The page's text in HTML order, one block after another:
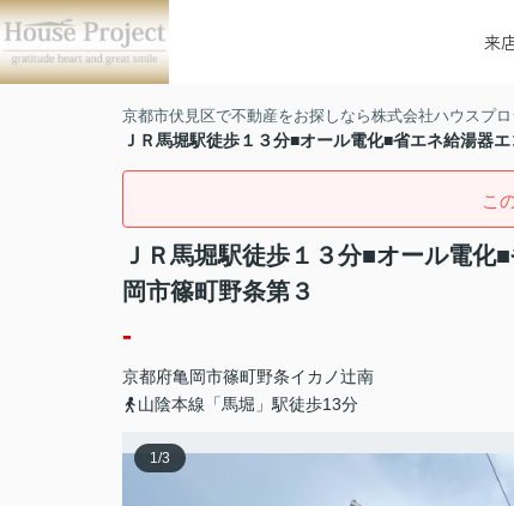
来
京都市伏見区で不動産をお探しなら株式会社ハウスプロ
ＪＲ馬堀駅徒歩１３分■オール電化■省エネ給湯器
こ
ＪＲ馬堀駅徒歩１３分■オール電
岡市篠町野条第３
-
京都府亀岡市篠町野条イカノ辻南
山陰本線「馬堀」駅徒歩13分
1/3